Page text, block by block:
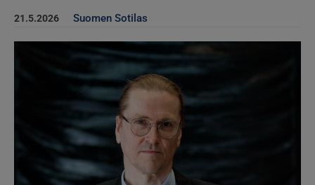
21.5.2026 Suomen Sotilas